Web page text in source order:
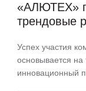
«АЛЮТЕХ»
трендовые
Show в
Успех участия
основывается на
инновационный